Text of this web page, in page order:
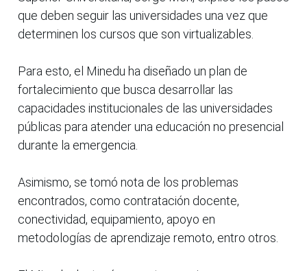
que deben seguir las universidades una vez que
determinen los cursos que son virtualizables.
Para esto, el Minedu ha diseñado un plan de
fortalecimiento que busca desarrollar las
capacidades institucionales de las universidades
públicas para atender una educación no presencial
durante la emergencia.
Asimismo, se tomó nota de los problemas
encontrados, como contratación docente,
conectividad, equipamiento, apoyo en
metodologías de aprendizaje remoto, entro otros.